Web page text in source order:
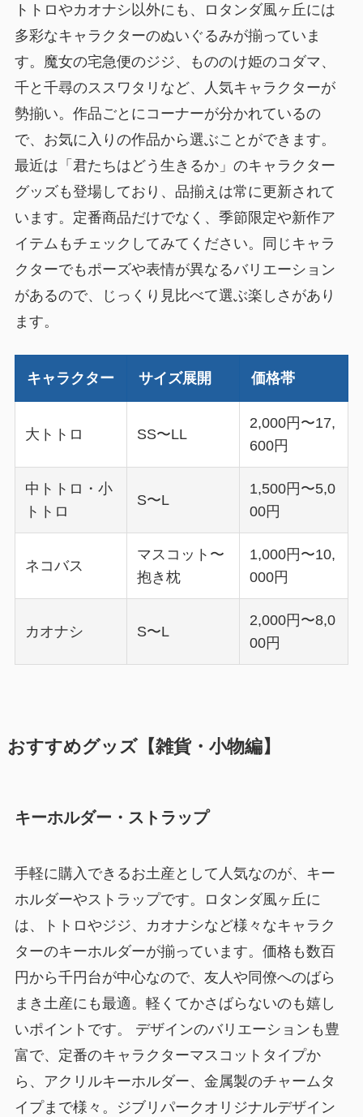
トトロやカオナシ以外にも、ロタンダ風ヶ丘には
多彩なキャラクターのぬいぐるみが揃っていま
す。魔女の宅急便のジジ、もののけ姫のコダマ、
千と千尋のススワタリなど、人気キャラクターが
勢揃い。作品ごとにコーナーが分かれているの
で、お気に入りの作品から選ぶことができます。
最近は「君たちはどう生きるか」のキャラクター
グッズも登場しており、品揃えは常に更新されて
います。定番商品だけでなく、季節限定や新作ア
イテムもチェックしてみてください。同じキャラ
クターでもポーズや表情が異なるバリエーション
があるので、じっくり見比べて選ぶ楽しさがあり
ます。
キャラクター サイズ展開 価格帯
大トトロ SS〜LL
2,000円〜17,
600円
中トトロ・小
トトロ
S〜L
1,500円〜5,0
00円
ネコバス
マスコット〜
抱き枕
1,000円〜10,
000円
カオナシ S〜L
2,000円〜8,0
00円
おすすめグッズ【雑貨・小物編】
キーホルダー・ストラップ
手軽に購入できるお土産として人気なのが、キー
ホルダーやストラップです。ロタンダ風ヶ丘に
は、トトロやジジ、カオナシなど様々なキャラク
ターのキーホルダーが揃っています。価格も数百
円から千円台が中心なので、友人や同僚へのばら
まき土産にも最適。軽くてかさばらないのも嬉し
いポイントです。 デザインのバリエーションも豊
富で、定番のキャラクターマスコットタイプか
ら、アクリルキーホルダー、金属製のチャームタ
イプまで様々。ジブリパークオリジナルデザイン